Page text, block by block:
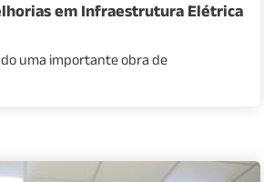
em Infraestrutura Elétrica
uma importante obra de